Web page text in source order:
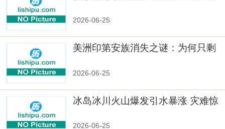
2026-06-25
美洲印第安族消失之谜：为何只剩
2026-06-25
冰岛冰川火山爆发引水暴涨 灾难惊
2026-06-25